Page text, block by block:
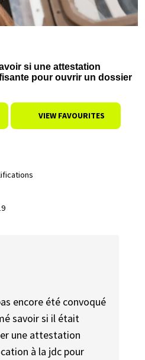
si une attestation
pour ouvrir un dossier
VIEW FAVOURITES
encore été convoqué
savoir si il était
une attestation
à la jdc pour